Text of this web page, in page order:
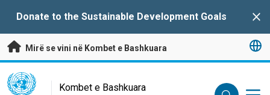
Donate to the Sustainable Development Goals
Mirë se vini në Kombet e Bashkuara
UN Logo
Kombet e Bashkuara